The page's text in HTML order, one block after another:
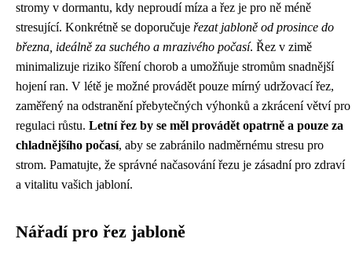
stromy v dormantu, kdy neproudí míza a řez je pro ně méně
stresující. Konkrétně se doporučuje řezat jabloně od prosince do
března, ideálně za suchého a mrazivého počasí. Řez v zimě
minimalizuje riziko šíření chorob a umožňuje stromům snadnější
hojení ran. V létě je možné provádět pouze mírný udržovací řez,
zaměřený na odstranění přebytečných výhonků a zkrácení větví pro
regulaci růstu. Letní řez by se měl provádět opatrně a pouze za
chladnějšího počasí, aby se zabránilo nadměrnému stresu pro
strom. Pamatujte, že správné načasování řezu je zásadní pro zdraví
a vitalitu vašich jabloní.
Nářadí pro řez jabloně